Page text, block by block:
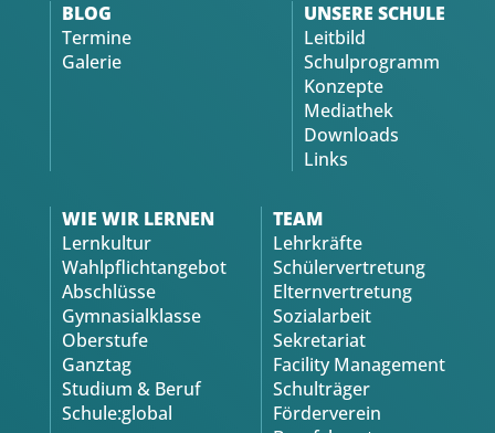
BLOG
Termine
Galerie
UNSERE SCHULE
Leitbild
Schulprogramm
Konzepte
Mediathek
Downloads
Links
WIE WIR LERNEN
Lernkultur
Wahlpflichtangebot
Abschlüsse
Gymnasialklasse
Oberstufe
Ganztag
Studium & Beruf
Schule:global
TEAM
Lehrkräfte
Schülervertretung
Elternvertretung
Sozialarbeit
Sekretariat
Facility Management
Schulträger
Förderverein